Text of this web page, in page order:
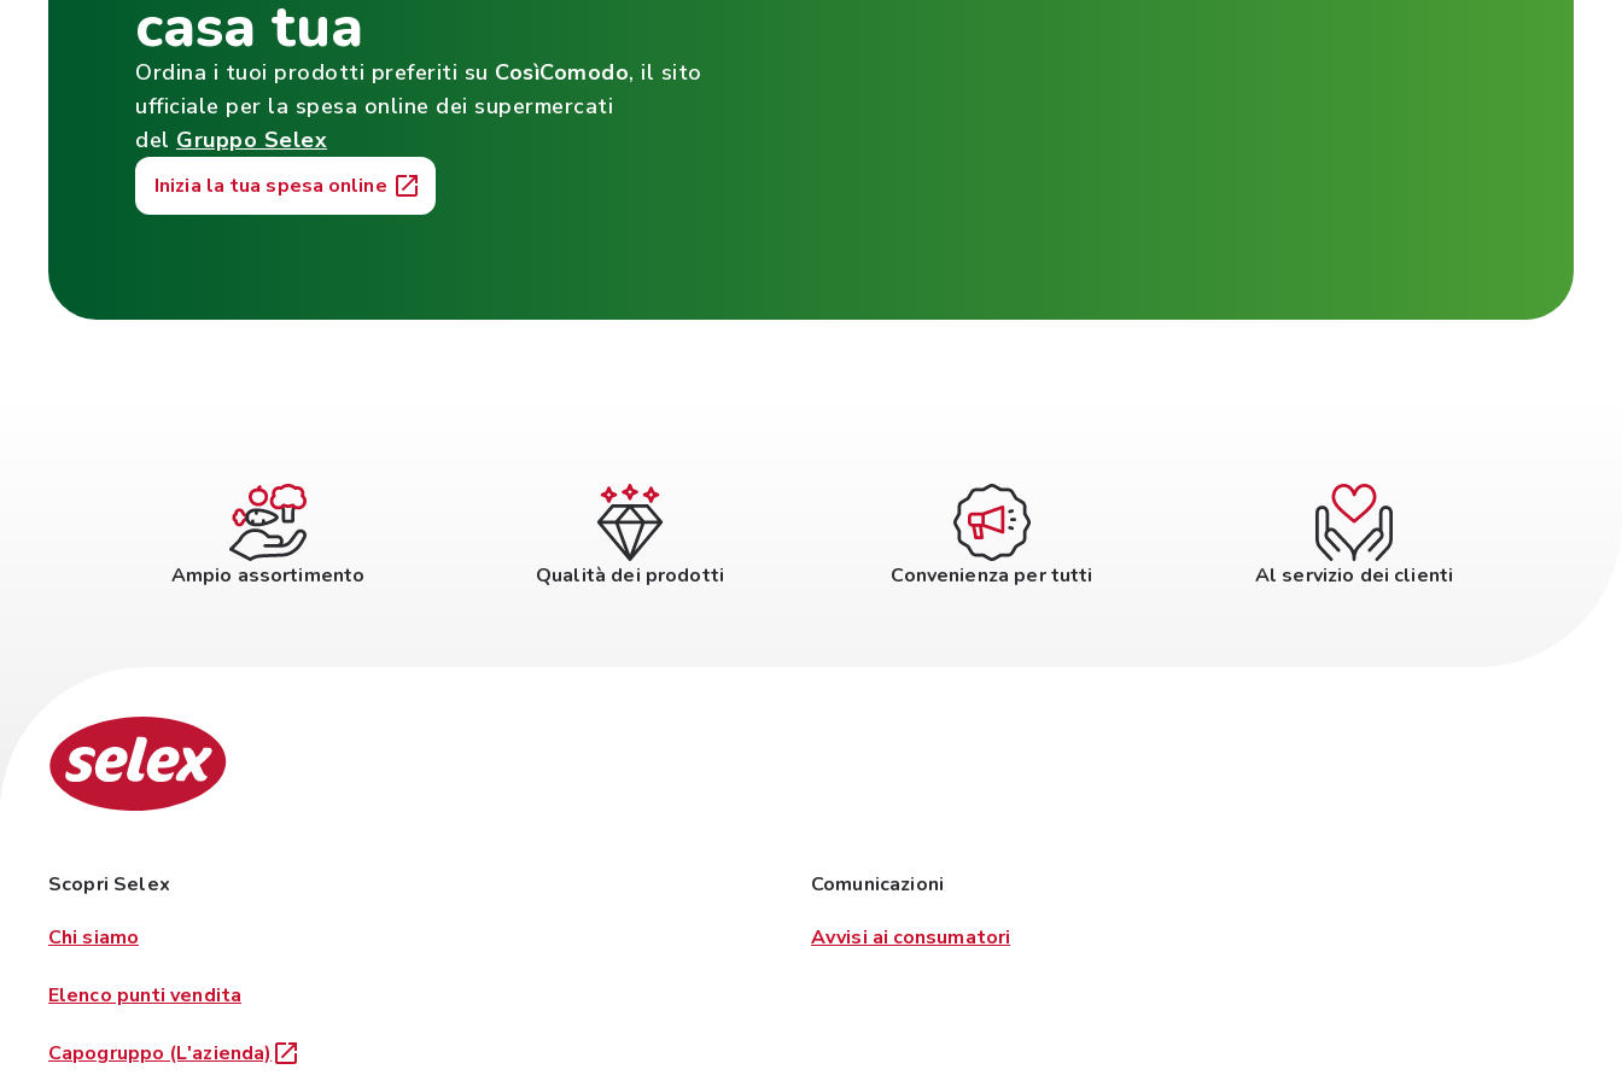
casa tua
Ordina i tuoi prodotti preferiti su CosìComodo, il sito
ufficiale per la spesa online dei supermercati
del Gruppo Selex
Inizia la tua spesa online
Ampio assortimento Qualità dei prodotti Convenienza per tutti Al servizio dei clienti
Scopri Selex
Chi siamo
Elenco punti vendita
Capogruppo (L'azienda)
Comunicazioni
Avvisi ai consumatori